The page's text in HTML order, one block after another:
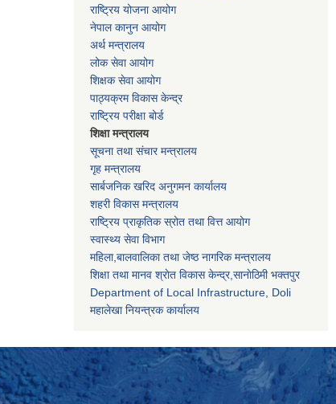
राष्ट्रिय योजना आयोग
नेपाल कानुन आयोग
अर्थ मन्त्रालय
लोक सेवा आयोग
शिक्षक सेवा आयोग
पाठ्यक्रम विकास केन्द्र
राष्ट्रिय परीक्षा बोर्ड
शिक्षा मन्त्रालय
सूचना तथा संचार मन्त्रालय
गृह मन्त्रालय
सार्बजनिक खरिद अनुगमन कार्यालय
शहरी विकास मन्त्रालय
राष्ट्रिय प्राकृतिक स्रोत तथा वित्त आयोग
स्वास्थ्य सेवा विभाग
महिला,बालवालिका तथा जेष्ठ नागरिक मन्त्रालय
शिक्षा तथा मानव श्राेत विकास केन्द्र,सानाेठिमी भक्तपुर
Department of Local Infrastructure, Doli
महालेखा नियन्त्रक कार्यालय